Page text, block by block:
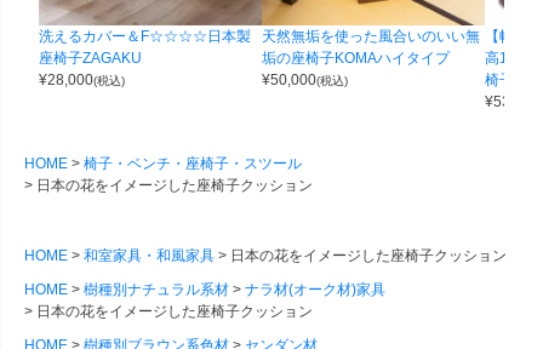
洗えるカバー＆F☆☆☆☆日本製
座椅子ZAGAKU
¥28,000(税込)
天然無垢を使った風合いのいい無
垢の座椅子KOMAハイタイプ
¥50,000(税込)
【幅
高14）
椅子
¥53,000
HOME
椅子・ベンチ・座椅子・スツール
日本の花をイメージした座椅子クッション
HOME 和室家具・和風家具
日本の花をイメージした座椅子クッション
HOME
樹種別ナチュラル系材
ナラ材(オーク材)家具
日本の花をイメージした座椅子クッション